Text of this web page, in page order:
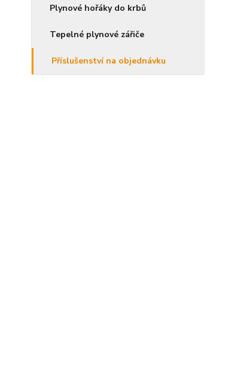
Plynové hořáky do krbů
Tepelné plynové zářiče
Příslušenství na objednávku